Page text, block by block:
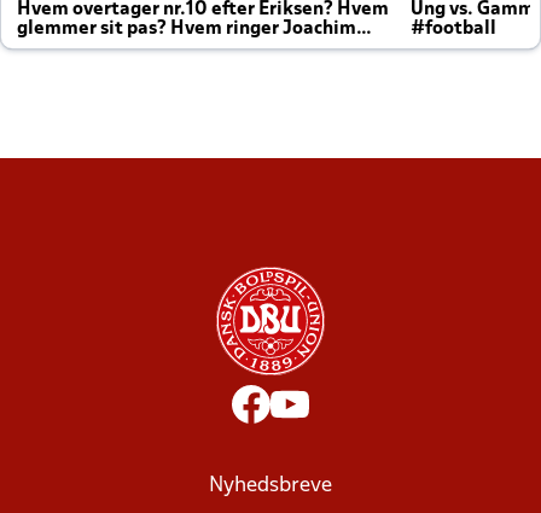
Hvem overtager nr.10 efter Eriksen? Hvem
glemmer sit pas? Hvem ringer Joachim
altid til efter kampe?
Ung vs.
#football
Nyhedsbreve